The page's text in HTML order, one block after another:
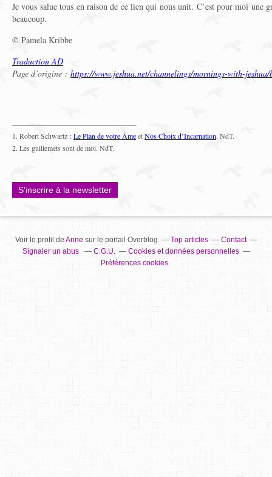
Je vous salue tous en raison de ce lien qui nous unit. C’est pour moi une
beaucoup.
© Pamela Kribbe
Traduction AD
Page d’origine : https://www.jeshua.net/channelings/mornings-with-
1. Robert Schwartz :Le Plan de votre ÂmeetNos Choix d’Incarnation. NdT.
2. Les guillemets sont de moi. NdT.
S'inscrire à la newsletter
Voir le profil de Annesur le portail Overblog Top articles
Contact
Signaler un abus
C.G.U.
Cookies et données personnelles
Préférences cookies